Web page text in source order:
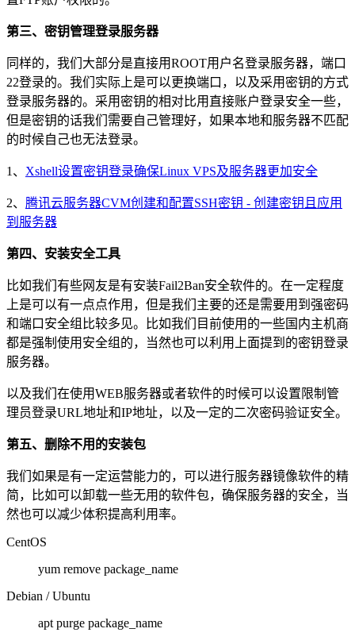
第三、密钥管理登录服务器
同样的，我们大部分是直接用ROOT用户名登录服务器，端口
22登录的。我们实际上是可以更换端口，以及采用密钥的方式
登录服务器的。采用密钥的相对比用直接账户登录安全一些，
但是密钥的话我们需要自己管理好，如果本地和服务器不匹配
的时候自己也无法登录。
1、 Xshell设置密钥登录确保Linux VPS及服务器更加安全
2、 腾讯云服务器CVM创建和配置SSH密钥 - 创建密钥且应用
到服务器
第四、安装安全工具
比如我们有些网友是有安装Fail2Ban安全软件的。在一定程度
上是可以有一点点作用，但是我们主要的还是需要用到强密码
和端口安全组比较多见。比如我们目前使用的一些国内主机商
都是强制使用安全组的，当然也可以利用上面提到的密钥登录
服务器。
以及我们在使用WEB服务器或者软件的时候可以设置限制管
理员登录URL地址和IP地址，以及一定的二次密码验证安全。
第五、删除不用的安装包
我们如果是有一定运营能力的，可以进行服务器镜像软件的精
简，比如可以卸载一些无用的软件包，确保服务器的安全，当
然也可以减少体积提高利用率。
CentOS
yum remove package_name
Debian / Ubuntu
apt purge package_name